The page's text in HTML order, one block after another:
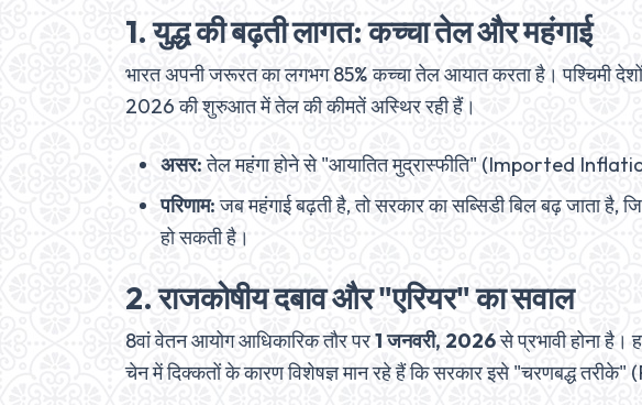
1. युद्ध की बढ़ती लागत: कच्चा तेल और महंगाई
भारत अपनी जरूरत का लगभग 85% कच्चा तेल आयात करता है। पश्चिमी
2026 की शुरुआत में तेल की कीमतें अस्थिर रही हैं।
असर:तेल महंगा होने से "आयातित मुद्रास्फीति" (Imported
परिणाम:जब महंगाई बढ़ती है, तो सरकार का सब्सिडी बिल बढ़ जाता
हो सकती है।
2. राजकोषीय दबाव और "एरियर" का सवाल
8वां वेतन आयोग आधिकारिक तौर पर1 जनवरी, 2026से प्रभावी होना है।
चेन में दिक्कतों के कारण विशेषज्ञ मान रहे हैं कि सरकार इसे "चरणबद्ध